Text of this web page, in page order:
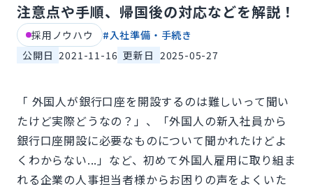
注意点や手順、帰国後の対応などを解説！
採用ノウハウ # 入社準備・手続き
公開日 2021-11-16 更新日 2025-05-27
「 外国人が銀行口座を開設するのは難しいって聞い
たけど実際どうなの？」、「外国人の新入社員から
銀行口座開設に必要なものについて聞かれたけどよ
くわからない...」など、初めて外国人雇用に取り組ま
れる企業の人事担当者様からお困りの声をよくいた